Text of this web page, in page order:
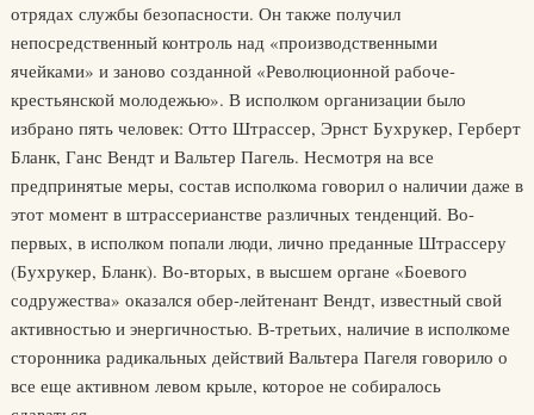
отрядах службы безопасности. Он также получил
непосредственный контроль над «производственными
ячейками» и заново созданной «Революционной рабоче-
крестьянской молодежью». В исполком организации было
избрано пять человек: Отто Штрассер, Эрнст Бухрукер, Герберт
Бланк, Ганс Вендт и Вальтер Пагель. Несмотря на все
предпринятые меры, состав исполкома говорил о наличии даже в
этот момент в штрассерианстве различных тенденций. Во-
первых, в исполком попали люди, лично преданные Штрассеру
(Бухрукер, Бланк). Во-вторых, в высшем органе «Боевого
содружества» оказался обер-лейтенант Вендт, известный свой
активностью и энергичностью. В-третьих, наличие в исполкоме
сторонника радикальных действий Вальтера Пагеля говорило о
все еще активном левом крыле, которое не собиралось